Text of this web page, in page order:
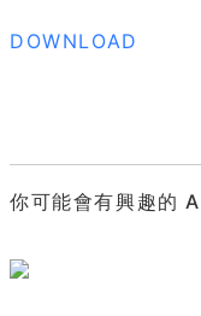
DOWNLOAD
你可能會有興趣的